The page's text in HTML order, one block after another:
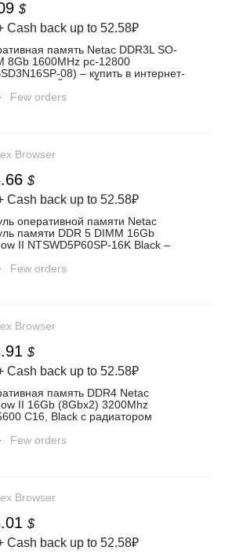
$
Cash back up to 52.58₽
память Netac DDR3L SO-
8Gb 1600MHz pc-12800
08) – купить в интернет-
102124657420
Few orders
Browser
$
Cash back up to 52.58₽
оперативной памяти Netac
памяти DDR 5 DIMM 16Gb
II NTSWD5P60SP-16K Black –
на Яндекс Маркете,
Few orders
Browser
$
Cash back up to 52.58₽
память DDR4 Netac
II 16Gb (8Gbx2) 3200Mhz
C16, Black с радиатором
магазине ОНЛАЙНТРЕЙД.РУ
Few orders
Browser
$
Cash back up to 52.58₽